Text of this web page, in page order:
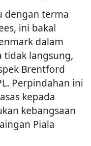
dengan terma
ini bakal
dalam
tidak langsung,
Brentford
Perpindahan ini
kepada
kebangsaan
Piala